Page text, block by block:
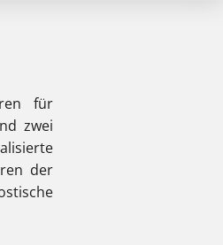
für
zwei
der